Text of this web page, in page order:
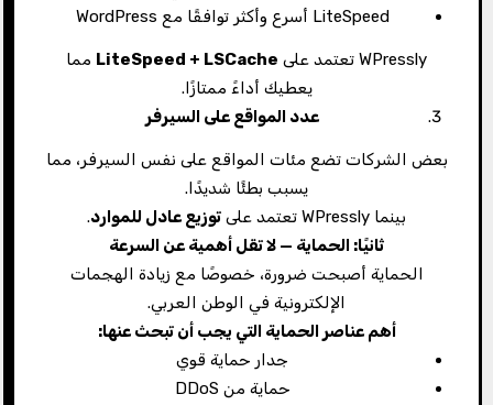
LiteSpeed أسرع وأكثر توافقًا مع WordPress
WPressly تعتمد على LiteSpeed + LSCache مما
يعطيك أداءً ممتازًا.
عدد المواقع على السيرفر
بعض الشركات تضع مئات المواقع على نفس السيرفر، مما
يسبب بطئًا شديدًا.
بينما WPressly تعتمد على
توزيع عادل للموارد.
ثانيًا: الحماية — لا تقل أهمية عن السرعة
الحماية أصبحت ضرورة، خصوصًا مع زيادة الهجمات
الإلكترونية في الوطن العربي.
أهم عناصر الحماية التي يجب أن تبحث عنها:
جدار حماية قوي
حماية من DDoS